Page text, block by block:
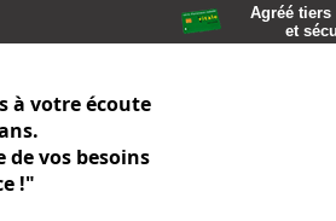
Agréé
et
à votre écoute
de vos besoins
!"